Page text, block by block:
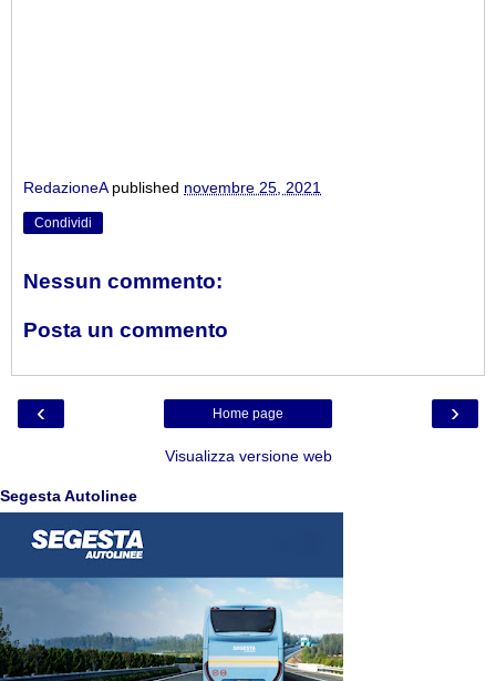
RedazioneA published novembre 25, 2021
Condividi
Nessun commento:
Posta un commento
‹ ›
Home page
Visualizza versione web
Segesta Autolinee